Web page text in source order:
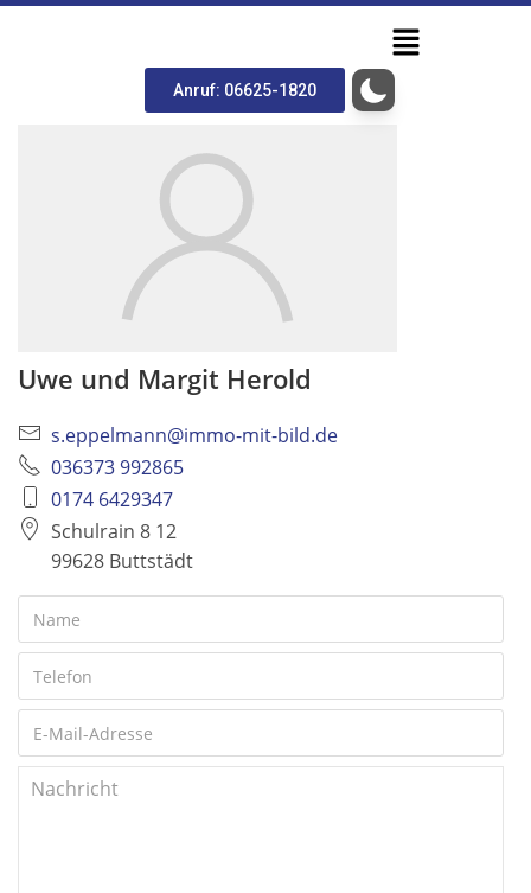
Anruf: 06625-1820
Uwe und Margit Herold
s.eppelmann@immo-mit-bild.de
036373 992865
0174 6429347
Schulrain 8 12
99628 Buttstädt